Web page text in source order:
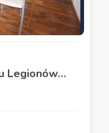
2pok, 38met, okolice Placu Legionów WINDA/PARKING (Wrocław)